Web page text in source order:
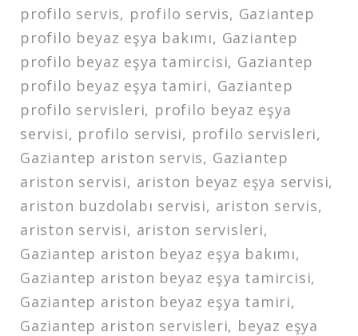
profilo servis, profilo servis, Gaziantep
profilo beyaz eşya bakımı, Gaziantep
profilo beyaz eşya tamircisi, Gaziantep
profilo beyaz eşya tamiri, Gaziantep
profilo servisleri, profilo beyaz eşya
servisi, profilo servisi, profilo servisleri,
Gaziantep ariston servis, Gaziantep
ariston servisi, ariston beyaz eşya servisi,
ariston buzdolabı servisi, ariston servis,
ariston servisi, ariston servisleri,
Gaziantep ariston beyaz eşya bakımı,
Gaziantep ariston beyaz eşya tamircisi,
Gaziantep ariston beyaz eşya tamiri,
Gaziantep ariston servisleri, beyaz eşya